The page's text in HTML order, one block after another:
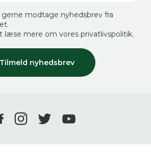
Tilmeld nyhedsbrev
gerne modtage nyhedsbrev fra
læse mere om vores privatlivspolitik.